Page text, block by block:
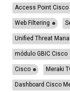
Access Point Cisco
Web Filtering
Unified Threat
módulo GBIC Cisco
Cisco Meraki
Dashboard Cisco